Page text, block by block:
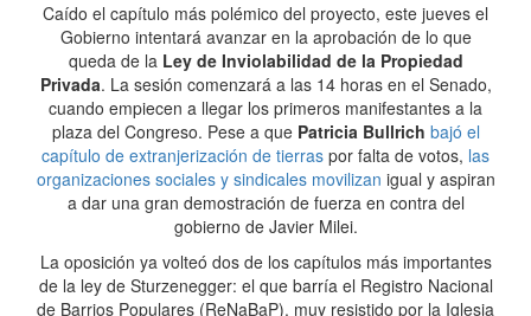
Caído el capítulo más polémico del proyecto, este jueves el
Gobierno intentará avanzar en la aprobación de lo que
queda de la Ley de Inviolabilidad de la Propiedad
Privada. La sesión comenzará a las 14 horas en el Senado,
cuando empiecen a llegar los primeros manifestantes a la
plaza del Congreso. Pese a que Patricia Bullrich bajó el
capítulo de extranjerización de tierras por falta de votos, las
organizaciones sociales y sindicales movilizan igual y aspiran
a dar una gran demostración de fuerza en contra del
gobierno de Javier Milei.
La oposición ya volteó dos de los capítulos más importantes
de la ley de Sturzenegger: el que barría el Registro Nacional
de Barrios Populares (ReNaBaP), muy resistido por la Iglesia